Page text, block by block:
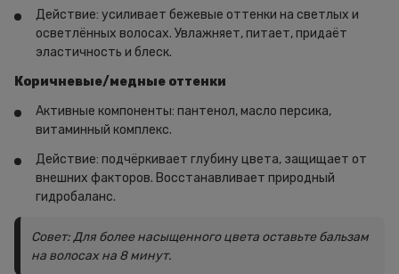
Действие: усиливает бежевые оттенки на светлых и
осветлённых волосах. Увлажняет, питает, придаёт
эластичность и блеск.
Коричневые/медные оттенки
Активные компоненты: пантенол, масло персика,
витаминный комплекс.
Действие: подчёркивает глубину цвета, защищает от
внешних факторов. Восстанавливает природный
гидробаланс.
Совет: Для более насыщенного цвета оставьте бальзам
на волосах на 8 минут.